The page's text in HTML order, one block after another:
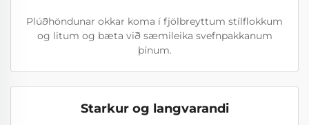
Plúðhöndunar okkar koma í fjölbreyttum stílflokkum
og litum og bæta við sæmileika svefnpakkanum
þínum.
Starkur og langvarandi